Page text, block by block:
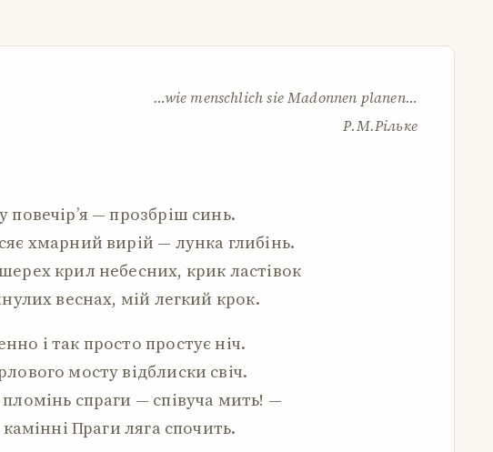
…wie menschlich sie Madonnen planen…
Р.М.Рільке
повечір’я — прозбріш синь.
хмарний вирій — лунка глибінь.
крил небесних, крик ластівок
веснах, мій легкий крок.
і так просто простує ніч.
мосту відблиски свіч.
спраги — співуча мить! —
камінні Праги ляга спочить.